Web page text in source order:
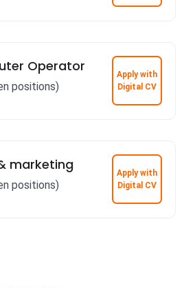
Operator
positions)
Apply with
Digital CV
marketing
positions)
Apply with
Digital CV